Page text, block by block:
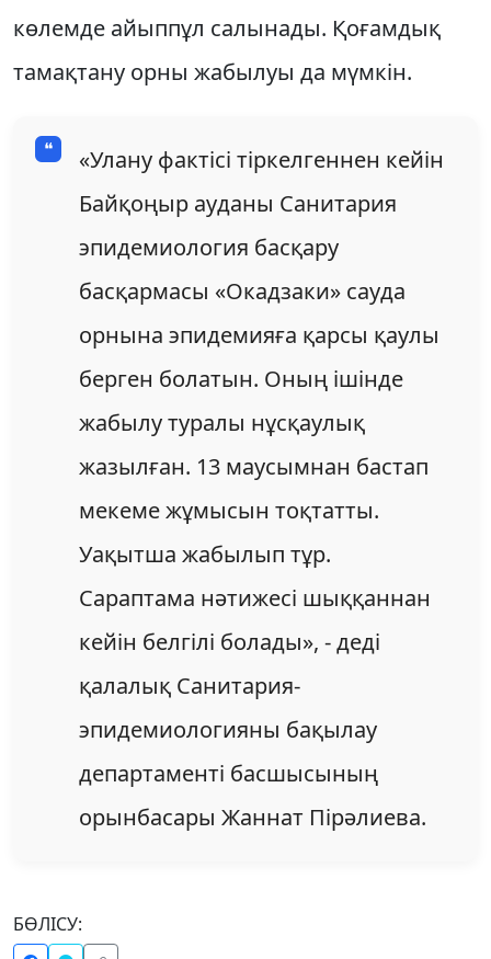
көлемде айыппұл салынады. Қоғамдық
тамақтану орны жабылуы да мүмкін.
«Улану фактісі тіркелгеннен кейін
Байқоңыр ауданы Санитария
эпидемиология басқару
басқармасы «Окадзаки» сауда
орнына эпидемияға қарсы қаулы
берген болатын. Оның ішінде
жабылу туралы нұсқаулық
жазылған. 13 маусымнан бастап
мекеме жұмысын тоқтатты.
Уақытша жабылып тұр.
Сараптама нәтижесі шыққаннан
кейін белгілі болады», - деді
қалалық Санитария-
эпидемиологияны бақылау
департаменті басшысының
орынбасары Жаннат Пірәлиева.
БӨЛІСУ: